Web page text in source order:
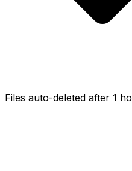
Files auto-deleted after 1